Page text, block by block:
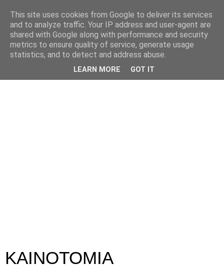
ΚΑΙΝΟΤΟΜΙΑ
This site uses cookies from Google to deliver its services
and to analyze traffic. Your IP address and user-agent are
shared with Google along with performance and security
metrics to ensure quality of service, generate usage
statistics, and to detect and address abuse.
LEARN MORE GOT IT